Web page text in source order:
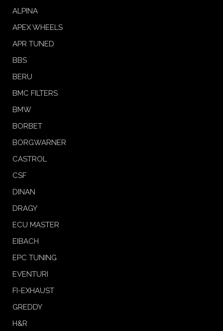
ALPINA
APEX WHEELS
APR TUNED
BBS
BERU
BMC FILTERS
BMW
BORBET
BORGWARNER
CASTROL
CSF
DINAN
DRAGY
ECU MASTER
EIBACH
EPC TUNING
EVENTURI
FI-EXHAUST
GREDDY
H&R